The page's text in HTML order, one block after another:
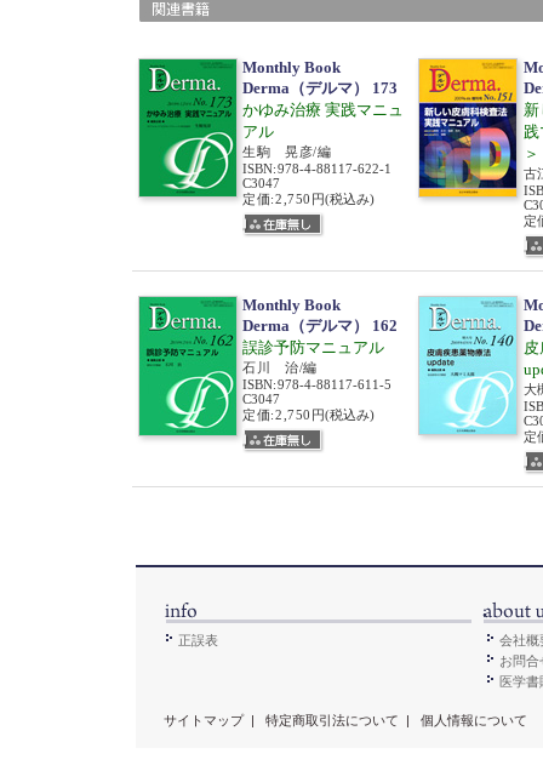
Monthly Book
Derma（デルマ） 173
かゆみ治療 実践マニュ
アル
生駒 晃彦/編
ISBN:978-4-88117-622-1
C3047
定価:2,750円(税込み)
＞
古
定
Monthly Book
Derma（デルマ） 162
誤診予防マニュアル
石川 治/編
ISBN:978-4-88117-611-5
C3047
定価:2,750円(税込み)
大
定
正誤表
会社概
お問合
医学
サイトマップ 特定商取引法について 個人情報について